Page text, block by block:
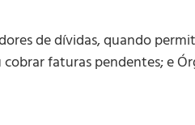
de dívidas, quando
faturas pendentes; e